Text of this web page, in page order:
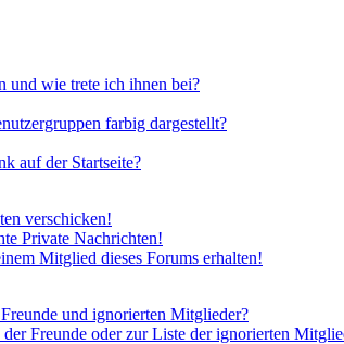
und wie trete ich ihnen bei?
farbig dargestellt?
auf der Startseite?
verschicken!
Private Nachrichten!
Mitglied dieses Forums erhalten!
und ignorierten Mitglieder?
Freunde oder zur Liste der ignorierten